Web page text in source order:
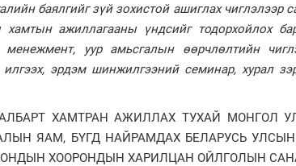
баялгийг зүй зохистой ашиглах чиглэлээр
хамтын ажиллагааны үндсийг тодорхойлох
уур амьсгалын өөрчлөлтийн
эрдэм шинжилгээний семинар, хурал
ХАМТРАН АЖИЛЛАХ ТУХАЙ МОНГОЛ
ЯАМ, БҮГД НАЙРАМДАХ БЕЛАРУСЬ
ХООРОНДЫН ХАРИЛЦАН ОЙЛГОЛЫН